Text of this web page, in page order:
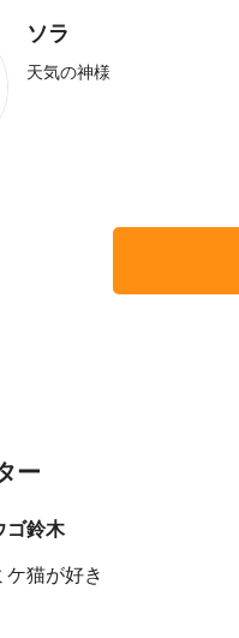
ソラ
天気の神様
ー
ゴ鈴木
ケ猫が好き